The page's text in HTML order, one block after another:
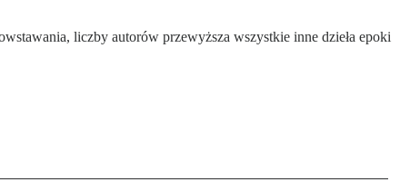
liczby autorów przewyższa wszystkie inne dzieła epoki